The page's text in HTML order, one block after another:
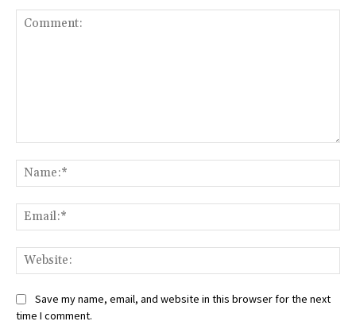
Save my name, email, and website in this browser for the next
time I comment.